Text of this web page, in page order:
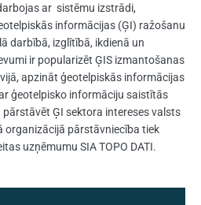
ar sistēmu izstrādi,
informācijas (ĢI) ražošanu
darbībā, izglītībā, ikdienā un
ir popularizēt ĢIS izmantošanas
apzināt ģeotelpiskās informācijas
ģeotelpisko informāciju saistītās
ĢI sektora intereses valsts
organizācijā pārstāvniecība tiek
uzņēmumu SIA TOPO DATI.